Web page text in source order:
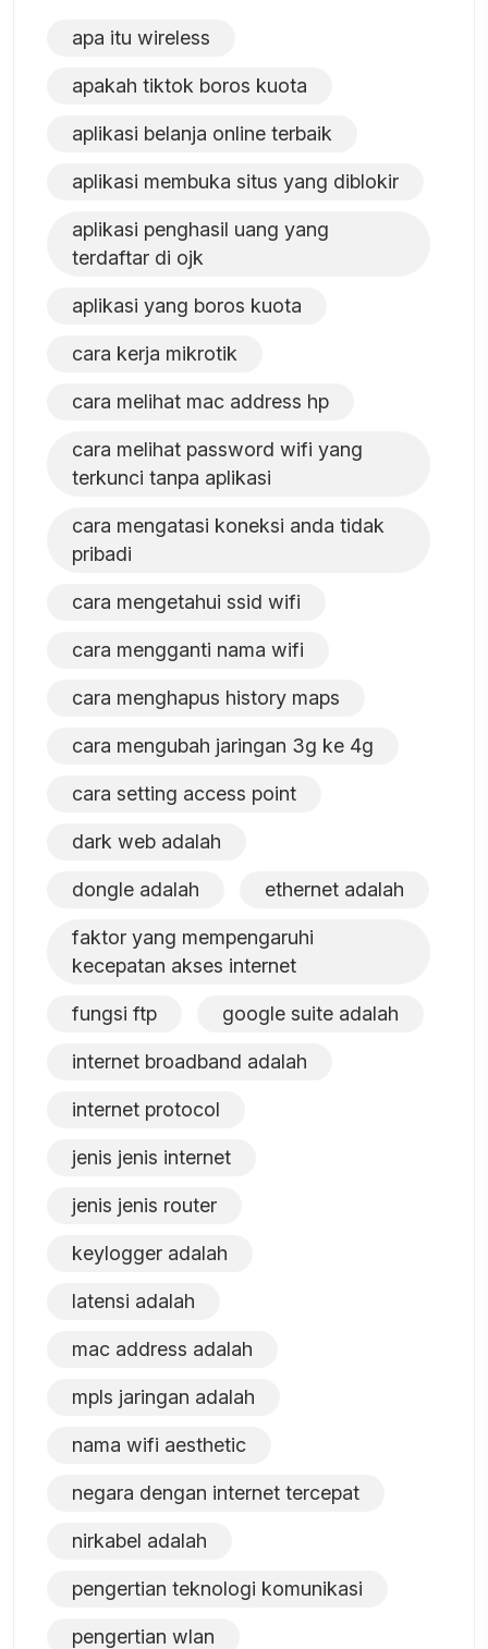
apa itu wireless
apakah tiktok boros kuota
aplikasi belanja online terbaik
aplikasi membuka situs yang diblokir
aplikasi penghasil uang yang
terdaftar di ojk
aplikasi yang boros kuota
cara kerja mikrotik
cara melihat mac address hp
cara melihat password wifi yang
terkunci tanpa aplikasi
cara mengatasi koneksi anda tidak
pribadi
cara mengetahui ssid wifi
cara mengganti nama wifi
cara menghapus history maps
cara mengubah jaringan 3g ke 4g
cara setting access point
dark web adalah
dongle adalah ethernet adalah
faktor yang mempengaruhi
kecepatan akses internet
fungsi ftp google suite adalah
internet broadband adalah
internet protocol
jenis jenis internet
jenis jenis router
keylogger adalah
latensi adalah
mac address adalah
mpls jaringan adalah
nama wifi aesthetic
negara dengan internet tercepat
nirkabel adalah
pengertian teknologi komunikasi
pengertian wlan